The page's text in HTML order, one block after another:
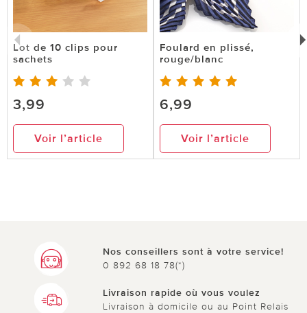
Lot de 10 clips pour
sachets
3,99
Voir l’article
Foulard en plissé,
rouge/blanc
6,99
Voir l’article
Nos conseillers sont à votre service!
0 892 68 18 78(*)
Livraison rapide où vous voulez
Livraison à domicile ou au Point Relais